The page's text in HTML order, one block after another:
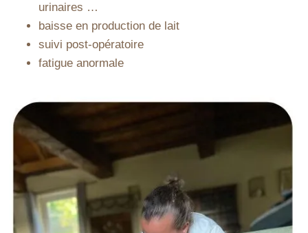
urinaires …
baisse en production de lait
suivi post-opératoire
fatigue anormale